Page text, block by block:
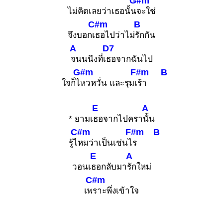
ไม่คิดเลยว่าเธอนั้นจะใช่
จึงบอกเ
C#m
ธอไปว่าไม่
B
รักกัน
A
จนนนึงที่เ
D7
ธอจากฉันไป
ใจก็ไ
G#m
หวหวั่น และรุมเ
F#m
ร้า
B
* ยามเ
E
ธอจากไปครา
A
นั้น
รู้ไ
C#m
หมว่าเป็นเช่นไ
F#m
ร
B
วอนเ
E
ธอกลับมา
A
รักใหม่
เพ
C#m
ราะพึ่งเข้าใจ